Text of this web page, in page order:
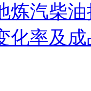
炼汽柴
化率及